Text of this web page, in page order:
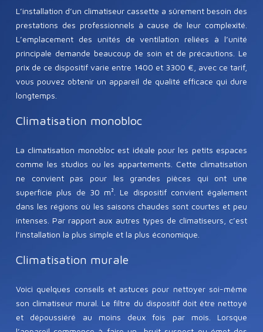
L’installation d’un climatiseur cassette a sûrement besoin des
prestations des professionnels à cause de leur complexité.
L’emplacement des unités de ventilation reliées à l’unité
principale demande beaucoup de soin et de précautions. Le
prix de ce dispositif varie entre 1400 et 3300 €, avec ce tarif,
vous pouvez obtenir un appareil de qualité efficace qui dure
longtemps.
Climatisation monobloc
La climatisation monobloc est idéale pour les petits espaces
comme les studios ou les appartements. Cette climatisation
ne convient pas pour les grandes pièces qui ont une
superficie plus de 30 m². Le dispositif convient également
dans les régions où les saisons chaudes sont courtes et peu
intenses. Par rapport aux autres types de climatiseurs, c’est
l’installation la plus simple et la plus économique.
Climatisation murale
Voici quelques conseils et astuces pour nettoyer soi-même
son climatiseur mural. Le filtre du dispositif doit être nettoyé
et dépoussiéré au moins deux fois par mois. Lorsque